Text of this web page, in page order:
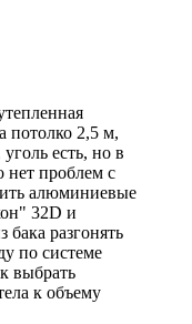
потолко 2,5 м,
есть, но в
нет проблем с
алюминиевые
32D и
бака разгонять
по системе
выбрать
к объему